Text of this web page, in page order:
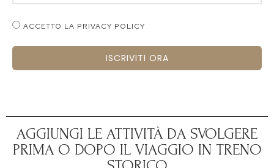
ACCETTO LA PRIVACY POLICY
ISCRIVITI ORA
AGGIUNGI LE ATTIVITÀ DA SVOLGERE
PRIMA O DOPO IL VIAGGIO IN TRENO